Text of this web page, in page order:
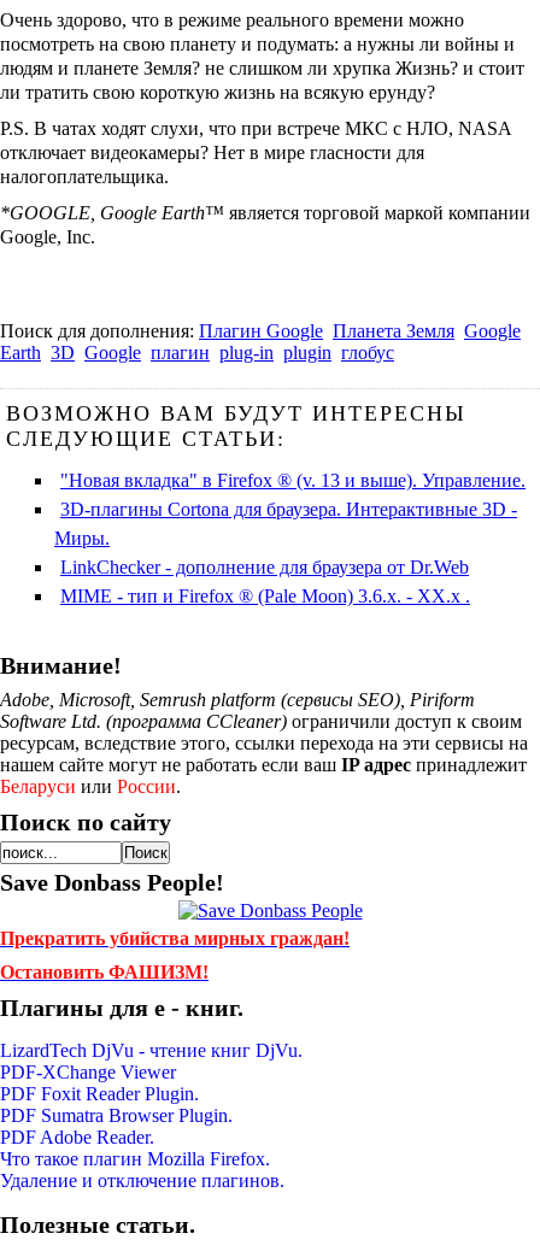
Очень здорово, что в режиме реального времени можно
посмотреть на свою планету и подумать: а нужны ли войны и
людям и планете Земля? не слишком ли хрупка Жизнь? и стоит
ли тратить свою короткую жизнь на всякую ерунду?
P.S. В чатах ходят слухи, что при встрече МКС с НЛО, NASA
отключает видеокамеры? Нет в мире гласности для
налогоплательщика.
*GOOGLE, Google Earth™ является торговой маркой компании
Google, Inc.
Поиск для дополнения: Плагин Google Планета Земля Google
Earth 3D Google плагин plug-in plugin глобус
ВОЗМОЖНО ВАМ БУДУТ ИНТЕРЕСНЫ
СЛЕДУЮЩИЕ СТАТЬИ:
"Новая вкладка" в Firefox ® (v. 13 и выше). Управление.
3D-плагины Cortona для браузера. Интерактивные 3D -
Миры.
LinkChecker - дополнение для браузера от Dr.Web
MIME - тип и Firefox ® (Pale Moon) 3.6.х. - XX.х .
Внимание!
Adobe, Microsoft, Semrush platform (сервисы SEO), Piriform
Software Ltd. (программа CCleaner) ограничили доступ к своим
ресурсам, вследствие этого, ссылки перехода на эти сервисы на
нашем сайте могут не работать если ваш IP адрес принадлежит
Беларуси или России.
Поиск по сайту
Save Donbass People!
Прекратить убийства мирных граждан!
Остановить ФАШИЗМ!
Плагины для е - книг.
LizardTech DjVu - чтение книг DjVu.
PDF-XChange Viewer
PDF Foxit Reader Plugin.
PDF Sumatra Browser Plugin.
PDF Adobe Reader.
Что такое плагин Mozilla Firefox.
Удаление и отключение плагинов.
Полезные статьи.